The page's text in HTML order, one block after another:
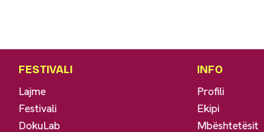
FESTIVALI
Lajme
Festivali
DokuLab
INFO
Profili
Ekipi
Mbështetësit